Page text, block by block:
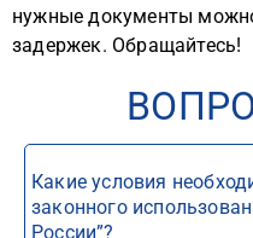
нужные документы
задержек. Обращайтесь!
Какие условия
законного
России”?